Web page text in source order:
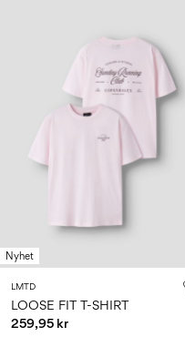
Nyhet
LMTD
LOOSE FIT T-SHIRT
259,95 kr